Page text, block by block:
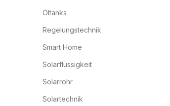
Öltanks
Regelungstechnik
Smart Home
Solarflüssigkeit
Solarrohr
Solartechnik